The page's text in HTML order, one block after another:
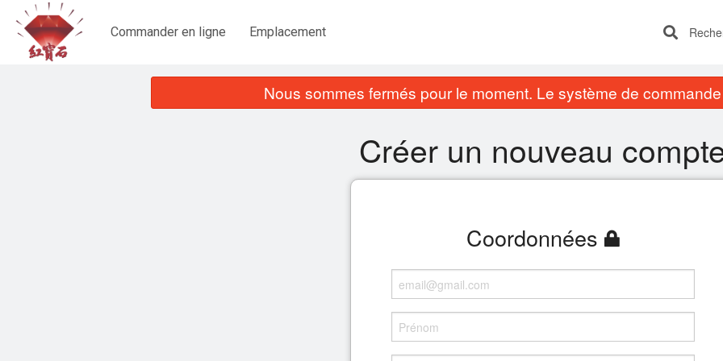
Commander en ligne Emplacement
Nous sommes fermés pour le moment. Le système de
Créer un nouveau
Coordonnées